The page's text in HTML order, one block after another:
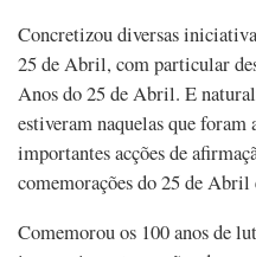
Concretizou diversas
25 de Abril, com particular
Anos do 25 de Abril. E
estiveram naquelas que
importantes acções de
comemorações do 25 de Abril
Comemorou os 100 anos de